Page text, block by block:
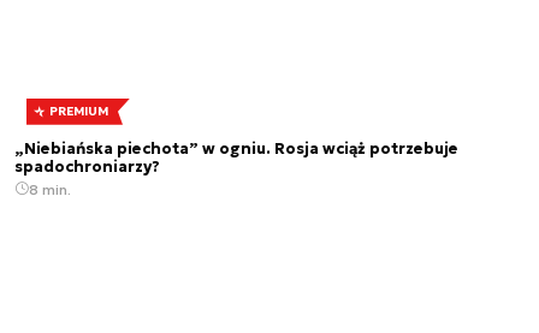
PREMIUM
„Niebiańska piechota” w ogniu. Rosja wciąż potrzebuje
spadochroniarzy?
8 min.